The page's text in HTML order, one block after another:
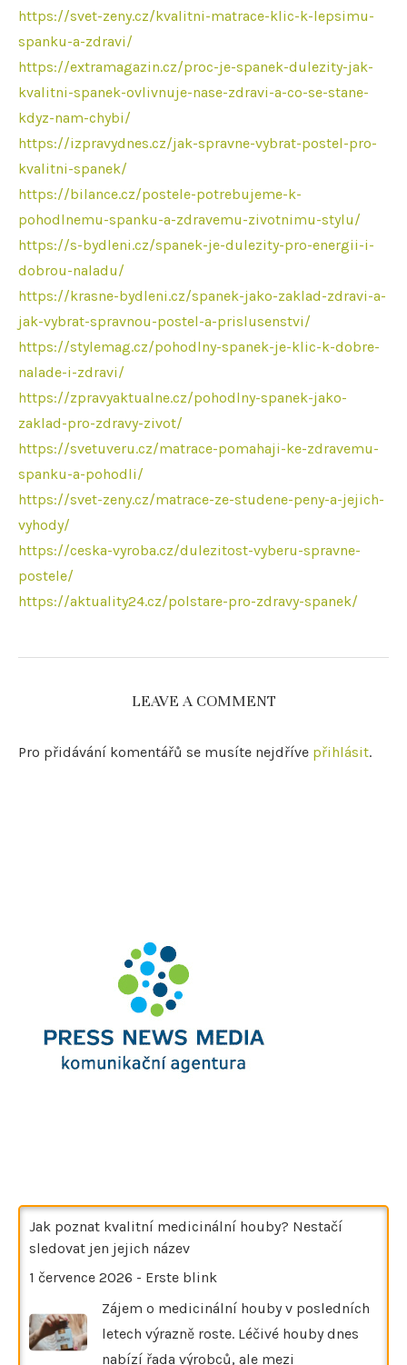
https://svet-zeny.cz/kvalitni-matrace-klic-k-lepsimu-
spanku-a-zdravi/
https://extramagazin.cz/proc-je-spanek-dulezity-jak-
kvalitni-spanek-ovlivnuje-nase-zdravi-a-co-se-stane-
kdyz-nam-chybi/
https://izpravydnes.cz/jak-spravne-vybrat-postel-pro-
kvalitni-spanek/
https://bilance.cz/postele-potrebujeme-k-
pohodlnemu-spanku-a-zdravemu-zivotnimu-stylu/
https://s-bydleni.cz/spanek-je-dulezity-pro-energii-i-
dobrou-naladu/
https://krasne-bydleni.cz/spanek-jako-zaklad-zdravi-a-
jak-vybrat-spravnou-postel-a-prislusenstvi/
https://stylemag.cz/pohodlny-spanek-je-klic-k-dobre-
nalade-i-zdravi/
https://zpravyaktualne.cz/pohodlny-spanek-jako-
zaklad-pro-zdravy-zivot/
https://svetuveru.cz/matrace-pomahaji-ke-zdravemu-
spanku-a-pohodli/
https://svet-zeny.cz/matrace-ze-studene-peny-a-jejich-
vyhody/
https://ceska-vyroba.cz/dulezitost-vyberu-spravne-
postele/
https://aktuality24.cz/polstare-pro-zdravy-spanek/
LEAVE A COMMENT
Pro přidávání komentářů se musíte nejdříve přihlásit.
Jak poznat kvalitní medicinální houby? Nestačí
sledovat jen jejich název
1 července 2026 - Erste blink
Zájem o medicinální houby v posledních
letech výrazně roste. Léčivé houby dnes
nabízí řada výrobců, ale mezi